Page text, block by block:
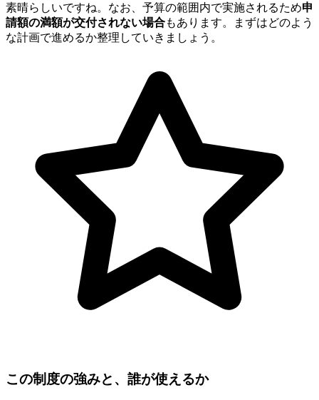
素晴らしいですね。なお、予算の範囲内で実施されるため申
請額の満額が交付されない場合もあります。まずはどのよう
な計画で進めるか整理していきましょう。
この制度の強みと、誰が使えるか